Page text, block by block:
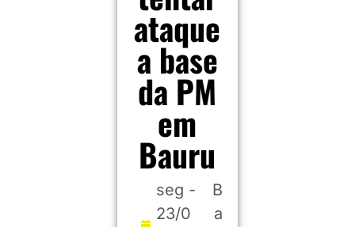
ataque
a base
da PM
em
Bauru
seg -
23/0
B
a